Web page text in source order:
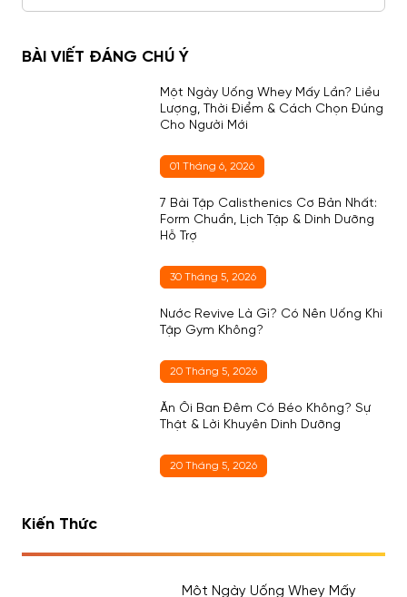
BÀI VIẾT ĐÁNG CHÚ Ý
Một Ngày Uống Whey Mấy Lần? Liều
Lượng, Thời Điểm & Cách Chọn Đúng
Cho Người Mới
01 Tháng 6, 2026
7 Bài Tập Calisthenics Cơ Bản Nhất:
Form Chuẩn, Lịch Tập & Dinh Dưỡng
Hỗ Trợ
30 Tháng 5, 2026
Nước Revive Là Gì? Có Nên Uống Khi
Tập Gym Không?
20 Tháng 5, 2026
Ăn Ổi Ban Đêm Có Béo Không? Sự
Thật & Lời Khuyên Dinh Dưỡng
20 Tháng 5, 2026
Kiến Thức
Một Ngày Uống Whey Mấy